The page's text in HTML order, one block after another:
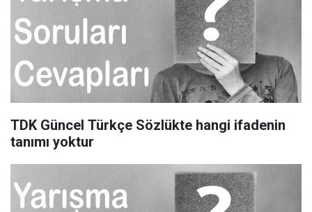
TDK Güncel Türkçe Sözlükte hangi ifadenin
tanımı yoktur